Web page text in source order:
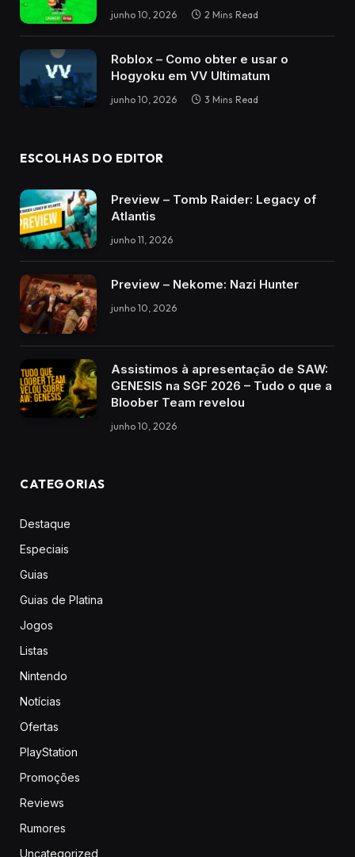
junho 10, 2026 2 Mins Read
Roblox – Como obter e usar o
Hogyoku em VV Ultimatum
junho 10, 2026 3 Mins Read
ESCOLHAS DO EDITOR
Preview – Tomb Raider: Legacy of
Atlantis
junho 11, 2026
Preview – Nekome: Nazi Hunter
junho 10, 2026
Assistimos à apresentação de SAW:
GENESIS na SGF 2026 – Tudo o que a
Bloober Team revelou
junho 10, 2026
CATEGORIAS
Destaque
Especiais
Guias
Guias de Platina
Jogos
Listas
Nintendo
Notícias
Ofertas
PlayStation
Promoções
Reviews
Rumores
Uncategorized